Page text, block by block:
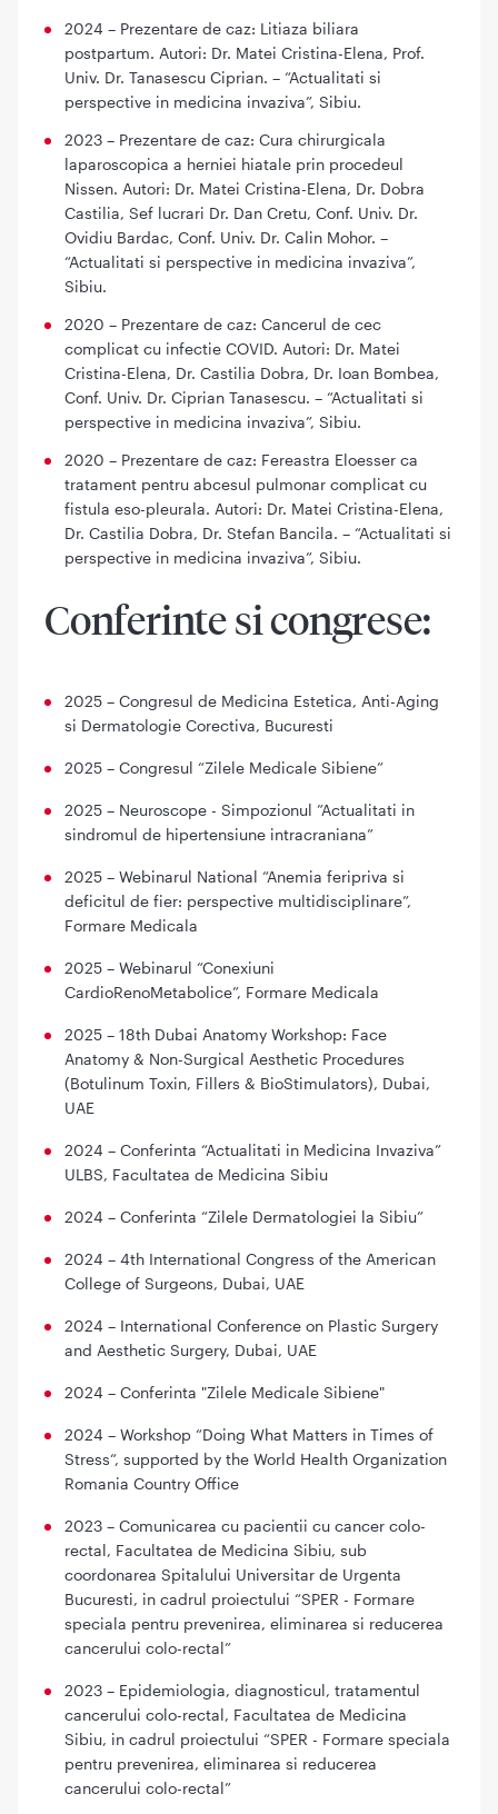
2024 – Prezentare de caz: Litiaza biliara
postpartum. Autori: Dr. Matei Cristina-Elena, Prof.
Univ. Dr. Tanasescu Ciprian. – “Actualitati si
perspective in medicina invaziva”, Sibiu.
2023 – Prezentare de caz: Cura chirurgicala
laparoscopica a herniei hiatale prin procedeul
Nissen. Autori: Dr. Matei Cristina-Elena, Dr. Dobra
Castilia, Sef lucrari Dr. Dan Cretu, Conf. Univ. Dr.
Ovidiu Bardac, Conf. Univ. Dr. Calin Mohor. –
“Actualitati si perspective in medicina invaziva”,
Sibiu.
2020 – Prezentare de caz: Cancerul de cec
complicat cu infectie COVID. Autori: Dr. Matei
Cristina-Elena, Dr. Castilia Dobra, Dr. Ioan Bombea,
Conf. Univ. Dr. Ciprian Tanasescu. – “Actualitati si
perspective in medicina invaziva”, Sibiu.
2020 – Prezentare de caz: Fereastra Eloesser ca
tratament pentru abcesul pulmonar complicat cu
fistula eso-pleurala. Autori: Dr. Matei Cristina-Elena,
Dr. Castilia Dobra, Dr. Stefan Bancila. – “Actualitati si
perspective in medicina invaziva”, Sibiu.
Conferinte si congrese:
2025 – Congresul de Medicina Estetica, Anti-Aging
si Dermatologie Corectiva, Bucuresti
2025 – Congresul “Zilele Medicale Sibiene”
2025 – Neuroscope - Simpozionul ”Actualitati in
sindromul de hipertensiune intracraniana”
2025 – Webinarul National “Anemia feripriva si
deficitul de fier: perspective multidisciplinare”,
Formare Medicala
2025 – Webinarul “Conexiuni
CardioRenoMetabolice”, Formare Medicala
2025 – 18th Dubai Anatomy Workshop: Face
Anatomy & Non-Surgical Aesthetic Procedures
(Botulinum Toxin, Fillers & BioStimulators), Dubai,
UAE
2024 – Conferinta “Actualitati in Medicina Invaziva”
ULBS, Facultatea de Medicina Sibiu
2024 – Conferinta “Zilele Dermatologiei la Sibiu”
2024 – 4th International Congress of the American
College of Surgeons, Dubai, UAE
2024 – International Conference on Plastic Surgery
and Aesthetic Surgery, Dubai, UAE
2024 – Conferinta "Zilele Medicale Sibiene"
2024 – Workshop “Doing What Matters in Times of
Stress“, supported by the World Health Organization
Romania Country Office
2023 – Comunicarea cu pacientii cu cancer colo-
rectal, Facultatea de Medicina Sibiu, sub
coordonarea Spitalului Universitar de Urgenta
Bucuresti, in cadrul proiectului “SPER - Formare
speciala pentru prevenirea, eliminarea si reducerea
cancerului colo-rectal”
2023 – Epidemiologia, diagnosticul, tratamentul
cancerului colo-rectal, Facultatea de Medicina
Sibiu, in cadrul proiectului “SPER - Formare speciala
pentru prevenirea, eliminarea si reducerea
cancerului colo-rectal”